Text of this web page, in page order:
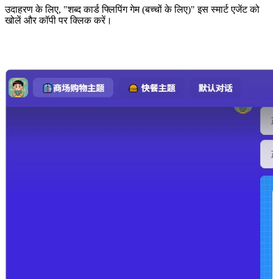
उदाहरण के लिए, "शब्द कार्ड फ्लिपिंग गेम (बच्चों के लिए)" इस स्मार्ट एजेंट को
खोलें और कॉपी पर क्लिक करें।